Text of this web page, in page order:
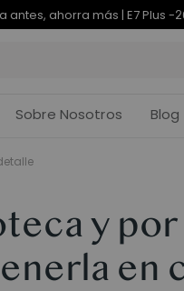
antes, ahorra más | E7 Plus -
Sobre Nosotros Blog
y por
en